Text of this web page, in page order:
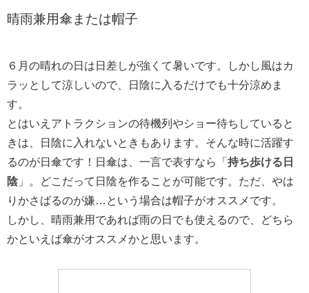
晴雨兼用傘または帽子
６月の晴れの日は日差しが強くて暑いです。しかし風はカ
ラッとして涼しいので、日陰に入るだけでも十分涼めま
す。
とはいえアトラクションの待機列やショー待ちしていると
きは、日陰に入れないときもあります。そんな時に活躍す
るのが日傘です！日傘は、一言で表すなら「 持ち歩ける日
陰 」。どこだって日陰を作ることが可能です。ただ、やは
りかさばるのが嫌…という場合は帽子がオススメです。
しかし、晴雨兼用であれば雨の日でも使えるので、どちら
かといえば傘がオススメかと思います。